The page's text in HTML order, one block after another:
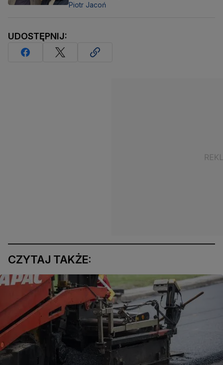
Piotr Jacoń
UDOSTĘPNIJ:
CZYTAJ TAKŻE: